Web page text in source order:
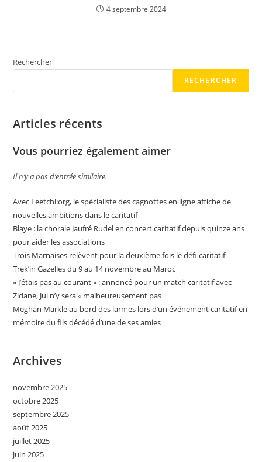
4 septembre 2024
Rechercher
RECHERCHER
Articles récents
Vous pourriez également aimer
Il n’y a pas d’entrée similaire.
Avec Leetchi:org, le spécialiste des cagnottes en ligne affiche de
nouvelles ambitions dans le caritatif
Blaye : la chorale Jaufré Rudel en concert caritatif depuis quinze ans
pour aider les associations
Trois Marnaises relèvent pour la deuxième fois le défi caritatif
Trek’in Gazelles du 9 au 14 novembre au Maroc
« J’étais pas au courant » : annoncé pour un match caritatif avec
Zidane, Jul n’y sera « malheureusement pas
Meghan Markle au bord des larmes lors d’un événement caritatif en
mémoire du fils décédé d’une de ses amies
Archives
novembre 2025
octobre 2025
septembre 2025
août 2025
juillet 2025
juin 2025